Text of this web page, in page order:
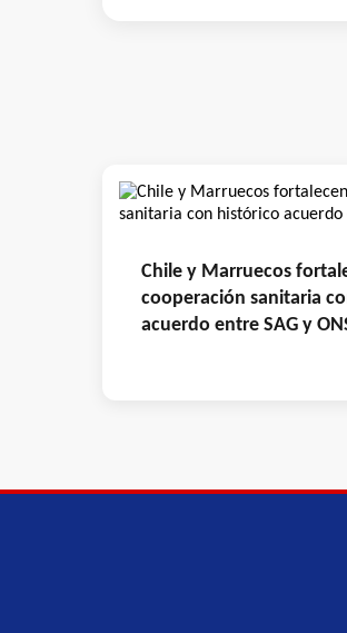
Chile y Marruecos
cooperación sanitaria
acuerdo entre SAG y